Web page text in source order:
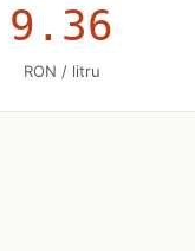
9.36
RON / litru